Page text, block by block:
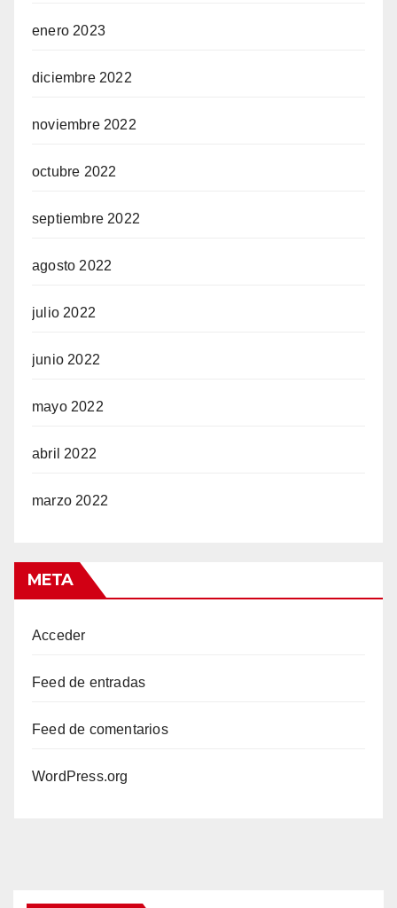
enero 2023
diciembre 2022
noviembre 2022
octubre 2022
septiembre 2022
agosto 2022
julio 2022
junio 2022
mayo 2022
abril 2022
marzo 2022
META
Acceder
Feed de entradas
Feed de comentarios
WordPress.org